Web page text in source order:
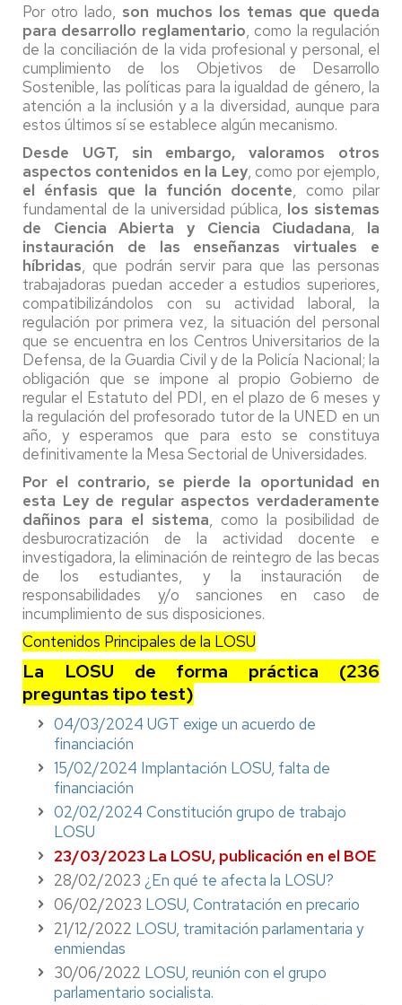
Por otro lado, son muchos los temas que queda
para desarrollo reglamentario, como la regulación
de la conciliación de la vida profesional y personal, el
cumplimiento de los Objetivos de Desarrollo
Sostenible, las políticas para la igualdad de género, la
atención a la inclusión y a la diversidad, aunque para
estos últimos sí se establece algún mecanismo.
Desde UGT, sin embargo, valoramos otros
aspectos contenidos en la Ley, como por ejemplo,
el énfasis que la función docente, como pilar
fundamental de la universidad pública, los sistemas
de Ciencia Abierta y Ciencia Ciudadana, la
instauración de las enseñanzas virtuales e
híbridas, que podrán servir para que las personas
trabajadoras puedan acceder a estudios superiores,
compatibilizándolos con su actividad laboral, la
regulación por primera vez, la situación del personal
que se encuentra en los Centros Universitarios de la
Defensa, de la Guardia Civil y de la Policía Nacional; la
obligación que se impone al propio Gobierno de
regular el Estatuto del PDI, en el plazo de 6 meses y
la regulación del profesorado tutor de la UNED en un
año, y esperamos que para esto se constituya
definitivamente la Mesa Sectorial de Universidades.
Por el contrario, se pierde la oportunidad en
esta Ley de regular aspectos verdaderamente
dañinos para el sistema, como la posibilidad de
desburocratización de la actividad docente e
investigadora, la eliminación de reintegro de las becas
de los estudiantes, y la instauración de
responsabilidades y/o sanciones en caso de
incumplimiento de sus disposiciones.
Contenidos Principales de la LOSU
La LOSU de forma práctica (236
preguntas tipo test)
04/03/2024 UGT exige un acuerdo de
financiación
15/02/2024 Implantación LOSU, falta de
financiación
02/02/2024 Constitución grupo de trabajo
LOSU
23/03/2023 La LOSU, publicación en el BOE
28/02/2023 ¿En qué te afecta la LOSU?
06/02/2023 LOSU, Contratación en precario
21/12/2022 LOSU, tramitación parlamentaria y
enmiendas
30/06/2022 LOSU, reunión con el grupo
parlamentario socialista.